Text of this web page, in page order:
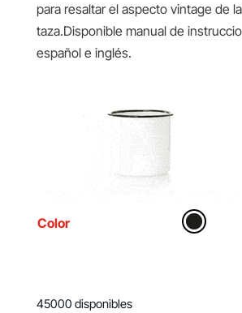
para resaltar el aspecto vintage de la
taza.Disponible manual de
español e inglés.
Color
45000 disponibles